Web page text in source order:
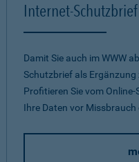
Internet-Schutzbrief
Damit Sie auch im WWW
Schutzbrief als
Profitieren Sie vom
Ihre Daten vor Missbrauch